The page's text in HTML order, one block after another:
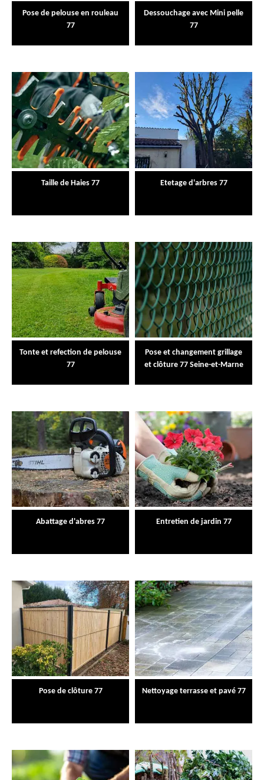
Pose de pelouse en rouleau
77
Dessouchage avec Mini pelle
77
Taille de Haies 77 Etetage d'arbres 77
Tonte et refection de pelouse
77
Pose et changement grillage
et clôture 77 Seine-et-Marne
Abattage d'abres 77 Entretien de jardin 77
Pose de clôture 77 Nettoyage terrasse et pavé 77